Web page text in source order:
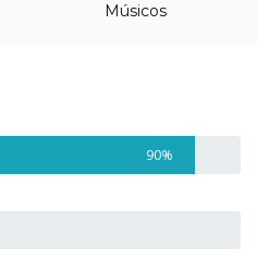
Músicos
90%